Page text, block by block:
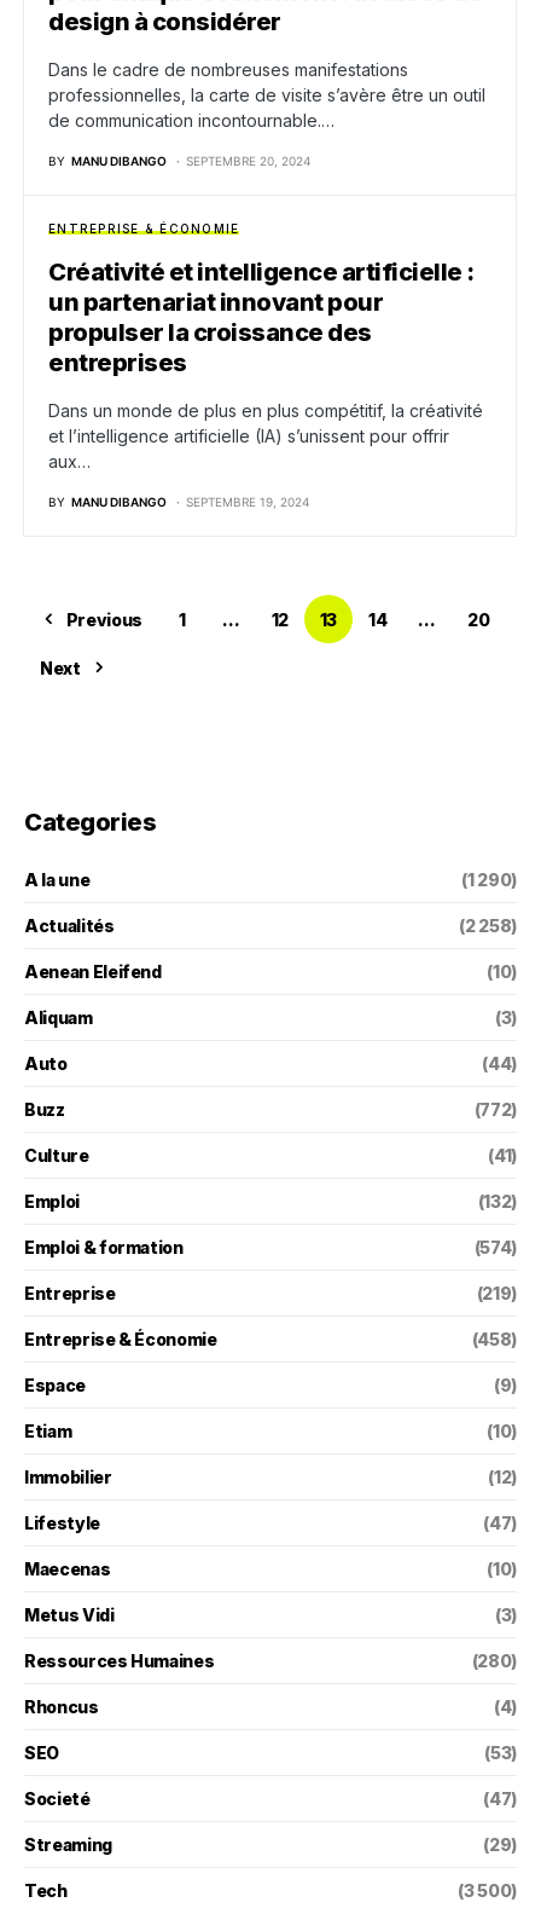
design à considérer
Dans le cadre de nombreuses manifestations
professionnelles, la carte de visite s’avère être un outil
de communication incontournable.…
BY MANU DIBANGO SEPTEMBRE 20, 2024
ENTREPRISE & ÉCONOMIE
Créativité et intelligence artificielle :
un partenariat innovant pour
propulser la croissance des
entreprises
Dans un monde de plus en plus compétitif, la créativité
et l’intelligence artificielle (IA) s’unissent pour offrir
aux…
BY MANU DIBANGO SEPTEMBRE 19, 2024
Previous 1 … 12 13 14 … 20
Next
Categories
A la une (1 290)
Actualités (2 258)
Aenean Eleifend (10)
Aliquam (3)
Auto (44)
Buzz (772)
Culture (41)
Emploi (132)
Emploi & formation (574)
Entreprise (219)
Entreprise & Économie (458)
Espace (9)
Etiam (10)
Immobilier (12)
Lifestyle (47)
Maecenas (10)
Metus Vidi (3)
Ressources Humaines (280)
Rhoncus (4)
SEO (53)
Societé (47)
Streaming (29)
Tech (3 500)